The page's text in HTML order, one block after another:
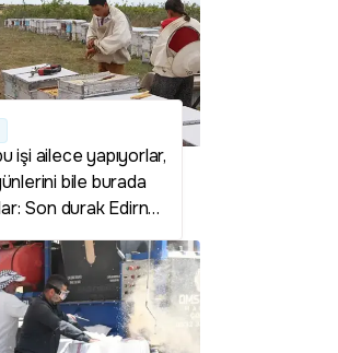
işi ailece yapıyorlar,
bile burada
Son durak Edirne